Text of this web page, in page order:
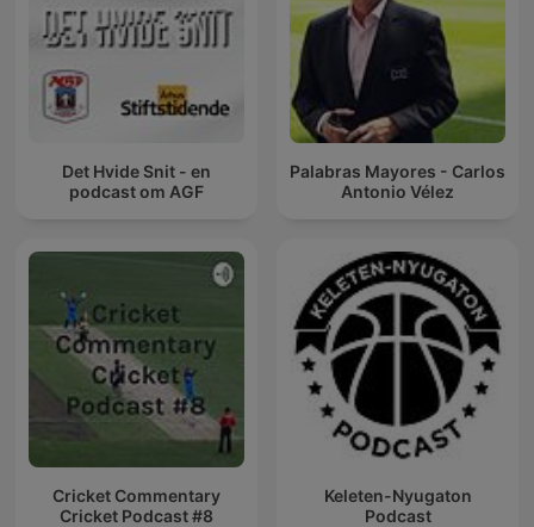
Det Hvide Snit - en
podcast om AGF
Palabras Mayores - Carlos
Antonio Vélez
Cricket Commentary
Cricket Podcast #8
Keleten-Nyugaton
Podcast